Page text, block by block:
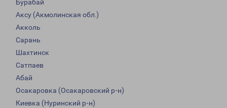
Бурабай
Аксу (Акмолинская обл.)
Акколь
Сарань
Шахтинск
Сатпаев
Абай
Осакаровка (Осакаровский р-н)
Киевка (Нуринский р-н)